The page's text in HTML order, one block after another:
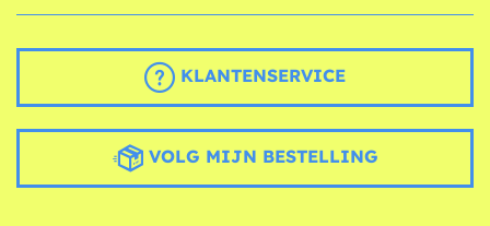
KLANTENSERVICE
VOLG MIJN BESTELLING